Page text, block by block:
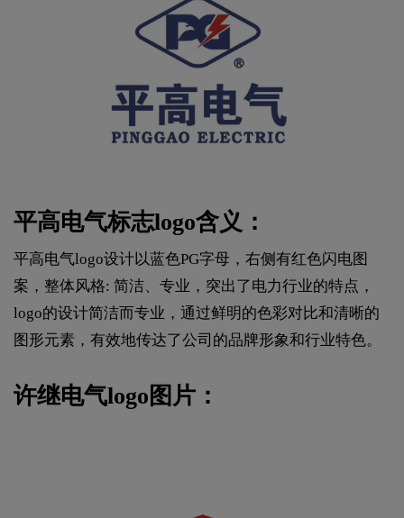
平高电气标志logo含义：
平高电气logo设计以蓝色PG字母，右侧有红色闪电图
案，整体风格: 简洁、专业，突出了电力行业的特点，
logo的设计简洁而专业，通过鲜明的色彩对比和清晰的
图形元素，有效地传达了公司的品牌形象和行业特色。
许继电气logo图片：